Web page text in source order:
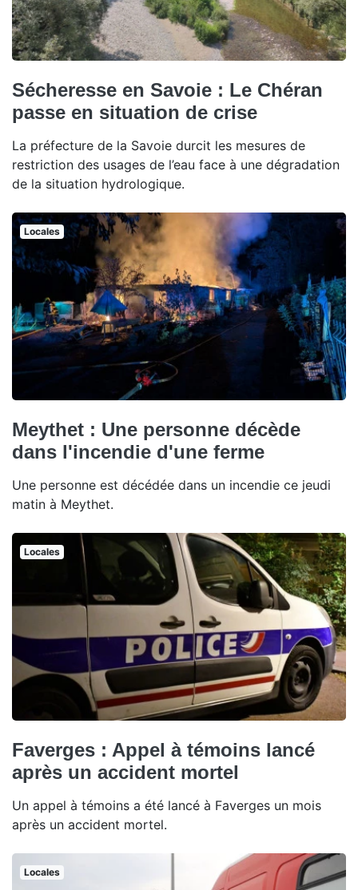
Sécheresse en Savoie : Le Chéran
passe en situation de crise
La préfecture de la Savoie durcit les mesures de
restriction des usages de l’eau face à une dégradation
de la situation hydrologique.
Locales
Meythet : Une personne décède
dans l'incendie d'une ferme
Une personne est décédée dans un incendie ce jeudi
matin à Meythet.
Locales
Faverges : Appel à témoins lancé
après un accident mortel
Un appel à témoins a été lancé à Faverges un mois
après un accident mortel.
Locales